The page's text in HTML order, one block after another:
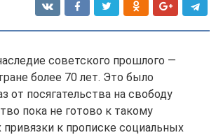
советского прошлого —
более 70 лет. Это было
от посягательства на свободу
пока не готово к такому
к прописке социальных